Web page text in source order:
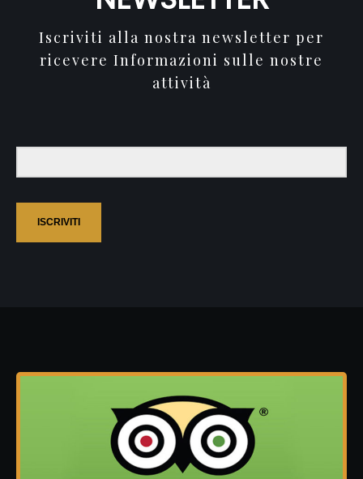
Iscriviti alla nostra newsletter per
ricevere Informazioni sulle nostre
attività
ISCRIVITI